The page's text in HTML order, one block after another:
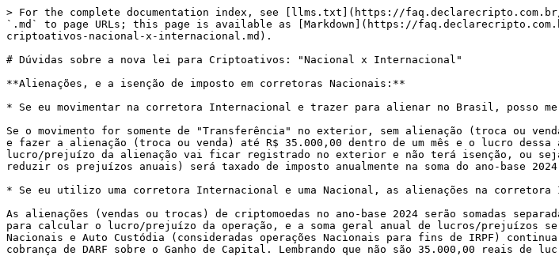
> For the complete documentation index, see [llms.txt](https://
`.md` to page URLs; this page is available as [Markdown](https://
criptoativos-nacional-x-internacional.md).
# Dúvidas sobre a nova lei para Criptoativos: "Nacional x Internacional"
**Alienações, e a isenção de imposto em corretoras Nacionais:**
* Se eu movimentar na corretora Internacional e trazer para alienar no Brasil, posso
Se o movimento for somente de "Transferência" no exterior, sem alienação (troca ou
e fazer a alienação (troca ou venda) até R$ 35.000,00 dentro de um mês e o lucro
lucro/prejuízo da alienação vai ficar registrado no exterior e não terá isenção, ou
reduzir os prejuízos anuais) será taxado de imposto anualmente na soma do ano-base
* Se eu utilizo uma corretora Internacional e uma Nacional, as alienações na corretora
As alienações (vendas ou trocas) de criptomoedas no ano-base 2024 serão somadas
para calcular o lucro/prejuízo da operação, e a soma geral anual de lucros/prejuízos
Nacionais e Auto Custódia (consideradas operações Nacionais para fins de IRPF)
cobrança de DARF sobre o Ganho de Capital. Lembrando que não são 35.000,00 reais